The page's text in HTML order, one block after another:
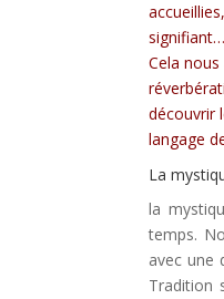
signifiant…
Cela
découvrir
langage
La
la
temps.
avec une
Tradition